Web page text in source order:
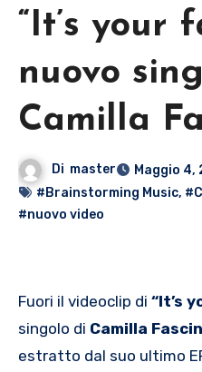
“It’s your
nuovo
Camilla
Di master
Maggio 4,
#Brainstorming Music,
#nuovo video
Fuori il videoclip di “It’s
singolo di Camilla
estratto dal suo ultimo